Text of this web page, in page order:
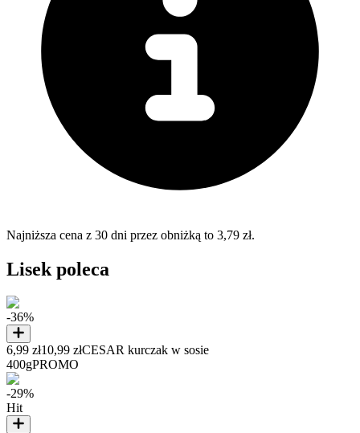
Najniższa cena z 30 dni przez obniżką to 3,79 zł.
Lisek poleca
-36%
6,99 zł10,99 złCESAR kurczak w sosie
400gPROMO
-29%
Hit